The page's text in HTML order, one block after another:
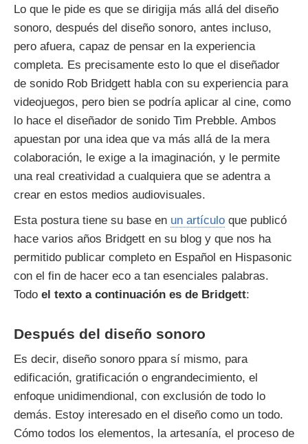
Lo que le pide es que se dirigija más allá del diseño
sonoro, después del diseño sonoro, antes incluso,
pero afuera, capaz de pensar en la experiencia
completa. Es precisamente esto lo que el diseñador
de sonido Rob Bridgett habla con su experiencia para
videojuegos, pero bien se podría aplicar al cine, como
lo hace el diseñador de sonido Tim Prebble. Ambos
apuestan por una idea que va más allá de la mera
colaboración, le exige a la imaginación, y le permite
una real creatividad a cualquiera que se adentra a
crear en estos medios audiovisuales.
Esta postura tiene su base en un artículo que publicó
hace varios años Bridgett en su blog y que nos ha
permitido publicar completo en Español en Hispasonic
con el fin de hacer eco a tan esenciales palabras.
Todo el texto a continuación es de Bridgett:
Después del diseño sonoro
Es decir, diseño sonoro ppara sí mismo, para
edificación, gratificación o engrandecimiento, el
enfoque unidimendional, con exclusión de todo lo
demás. Estoy interesado en el diseño como un todo.
Cómo todos los elementos, la artesanía, el proceso de